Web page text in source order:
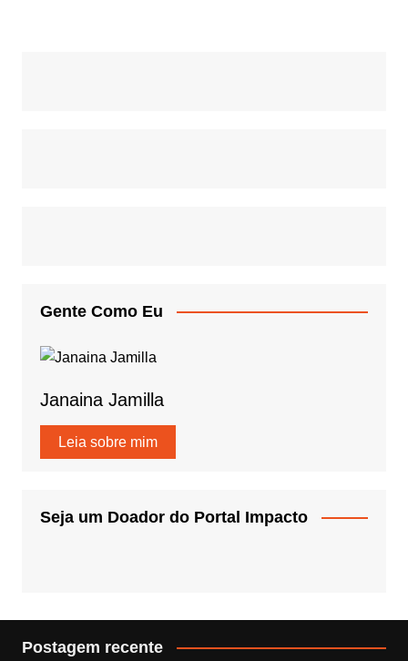
Gente Como Eu
Janaina Jamilla
Leia sobre mim
Seja um Doador do Portal Impacto
Postagem recente